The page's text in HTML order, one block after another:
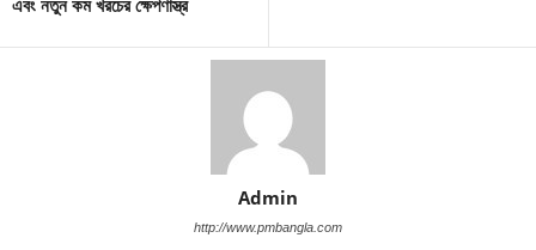
এবং নতুন কম খরচের ক্ষেপণাস্ত্র
Admin
http://www.pmbangla.com